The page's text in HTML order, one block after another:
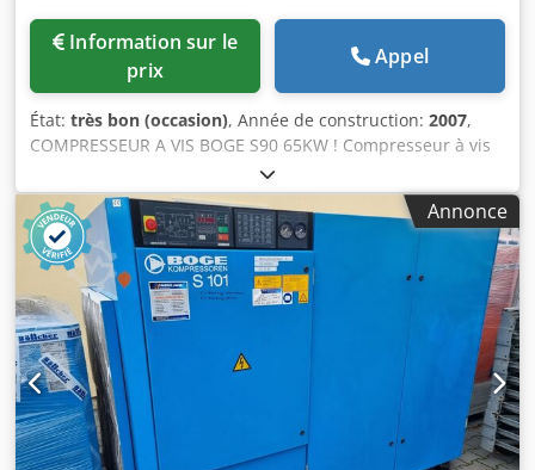
prix
Appel
État: très bon (occasion), Année de construction: 2007,
COMPRESSEUR A VIS BOGE S90 65KW ! Compresseur à vis
BOGE S90-2 Données techniques : capacité : 10,80 m3/min
(10800 L/min) ; moteur de 65 KW ; pression maximale : 8
bar ; kilométrage 2690 h ; Cedpfx Aqepr Uldoqsrf année
2007 prix net : 21900 zł prix brut : 26937 zł Compresseur
entièrement opérationnel ; nous assurons le service.
Annonce